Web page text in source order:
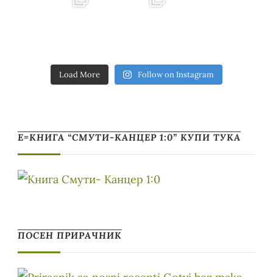
Load More Follow on Instagram
Е=КНИГА “СМУТИ-КАНЦЕР 1:0” КУПИ ТУКА
ПОСЕН ПРИРАЧНИК